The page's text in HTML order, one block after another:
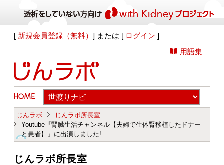
[ 新規会員登録（無料）] または [ ログイン ]
用語集
じんラボ
じんラボ所長室
Youtube『腎臓生活チャンネル【夫婦で生体腎移植したドナー
と患者】』に出演しました!
じんラボ所長室